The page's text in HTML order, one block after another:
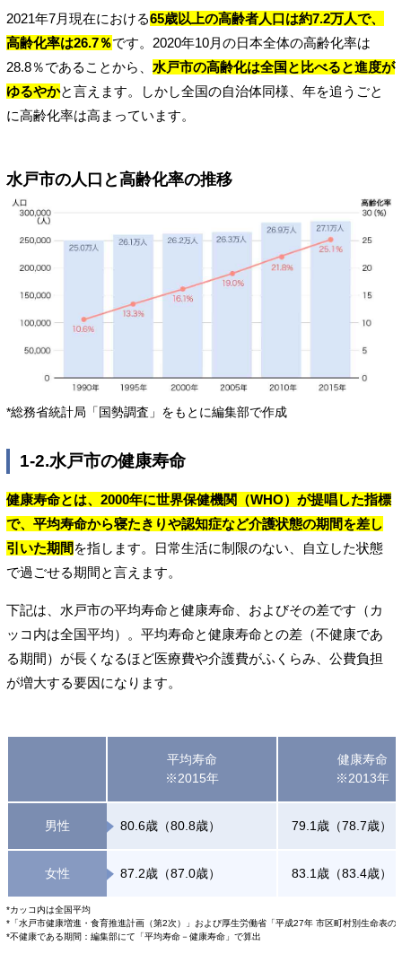
2021年7月現在における65歳以上の高齢者人口は約7.2万人で、
高齢化率は26.7％です。2020年10月の日本全体の高齢化率は
28.8％であることから、 水戸市の高齢化は全国と比べると進度が
ゆるやかと言えます。しかし全国の自治体同様、年を追うごと
に高齢化率は高まっています。
水戸市の人口と高齢化率の推移
*総務省統計局「国勢調査」をもとに編集部で作成
1-2.水戸市の健康寿命
健康寿命とは、2000年に世界保健機関（WHO）が提唱した指標
で、平均寿命から寝たきりや認知症など介護状態の期間を差し
引いた期間 を指します。日常生活に制限のない、自立した状態
で過ごせる期間と言えます。
下記は、水戸市の平均寿命と健康寿命、およびその差です（カ
ッコ内は全国平均）。平均寿命と健康寿命との差（不健康であ
る期間）が長くなるほど医療費や介護費がふくらみ、公費負担
が増大する要因になります。
平均寿命
※2015年
健康寿命
※2013年
男性 80.6歳（80.8歳） 79.1歳（78.7歳）
女性 87.2歳（87.0歳） 83.1歳（83.4歳）
*カッコ内は全国平均
*「水戸市健康増進・食育推進計画（第2次）」および厚生労働省「平成27年 市区町村別生命表の
*不健康である期間：編集部にて「平均寿命－健康寿命」で算出